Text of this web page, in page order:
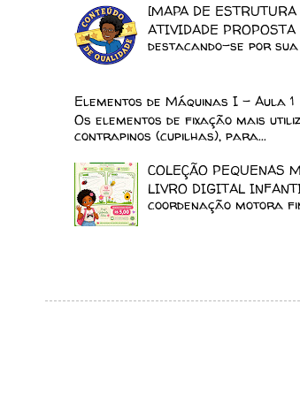
[MAPA DE
ATIVIDADE
destacando-se por
Elementos de Máquinas I - Aula 1
Os elementos de fixação mais
contrapinos (cupilhas), para...
COLEÇÃO PEQUENAS
LIVRO DIGITAL
coordenação motora